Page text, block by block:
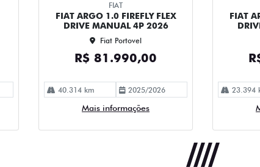
FIAT
FIAT ARGO 1.0 FIREFLY FLEX
DRIVE MANUAL 4P 2026
Fiat Portovel
R$ 81.990,00
40.314 km 2025/2026
Mais informações
FIAT
23.394